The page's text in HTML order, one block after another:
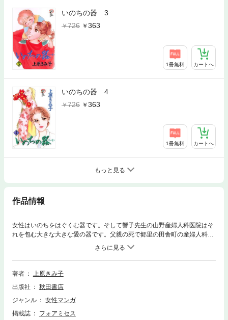
いのちの器 3
726
363
1冊無料 カートへ
いのちの器 4
726
363
1冊無料 カートへ
もっと見る
作品情報
女性はいのちをはぐくむ器です。そして響子先生の山野産婦人科医院はそ
れを包む大きな大きな愛の器です。父親の死で郷里の田舎町の産婦人科医
院を継いだ響子さん。妊娠、そして出産という女性の永遠の営み、そこに
こめられた祈りと喜びと悲しみと……。それらをやさしく見守り続ける響
子さんの感動愛シリーズがここに!!
著者
上原きみ子
出版社
秋田書店
ジャンル
女性マンガ
掲載誌
フォアミセス